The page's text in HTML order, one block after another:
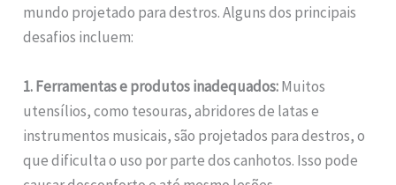
mundo projetado para destros. Alguns dos principais
desafios incluem:
1. Ferramentas e produtos inadequados:Muitos
utensílios, como tesouras, abridores de latas e
instrumentos musicais, são projetados para destros, o
que dificulta o uso por parte dos canhotos. Isso pode